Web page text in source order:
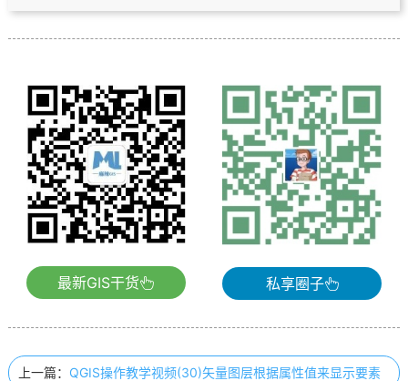
最新GIS干货 私享圈子
上一篇： QGIS操作教学视频(30)矢量图层根据属性值来显示要素